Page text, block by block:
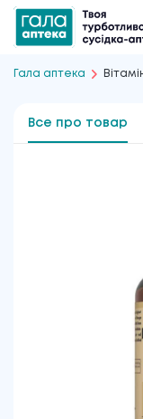
Гала аптека
Все про товар